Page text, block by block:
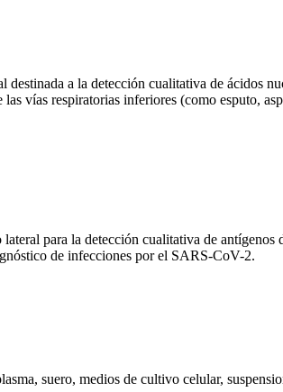
a la detección cualitativa de ácidos
vías respiratorias inferiores (como esputo,
para la detección cualitativa de antígenos
de infecciones por el SARS-CoV-2.
suero, medios de cultivo celular,